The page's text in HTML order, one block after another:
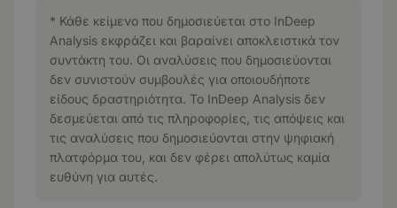
* Κάθε κείμενο που δημοσιεύεται στο InDeep
Analysis εκφράζει και βαραίνει αποκλειστικά τον
συντάκτη του. Οι αναλύσεις που δημοσιεύονται
δεν συνιστούν συμβουλές για οποιουδήποτε
είδους δραστηριότητα. Το InDeep Analysis δεν
δεσμεύεται από τις πληροφορίες, τις απόψεις και
τις αναλύσεις που δημοσιεύονται στην ψηφιακή
πλατφόρμα του, και δεν φέρει απολύτως καμία
ευθύνη για αυτές.